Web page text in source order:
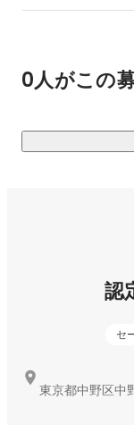
・子どもの居場
https://bit.ly/
0人がこの
認
セ
東京都中野区中